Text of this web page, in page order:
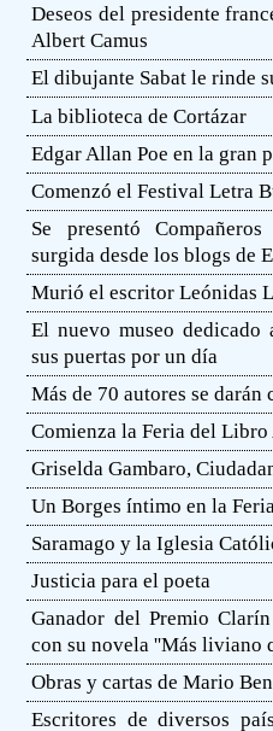
Deseos del presidente
Albert Camus
El dibujante Sabat le rinde
La biblioteca de Cortázar
Edgar Allan Poe en la gran
Comenzó el Festival Letra
Se presentó
surgida desde los blogs de
Murió el escritor Leónidas
El nuevo museo
sus puertas por un día
Más de 70 autores se darán
Comienza la Feria del
Griselda Gambaro,
Un Borges íntimo en la
Saramago y la Iglesia
Justicia para el poeta
Ganador del Premio
con su novela ''Más liviano
Obras y cartas de Mario
Escritores de diversos